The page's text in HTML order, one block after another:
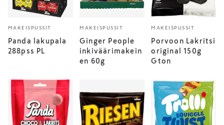
MAKEISPUSSIT
Panda lakupala
288pss PL
MAKEISPUSSIT
Ginger People
inkiväärimakein
en 60g
MAKEISPUSSIT
Porvoon Lakritsi
original 150g
Gton